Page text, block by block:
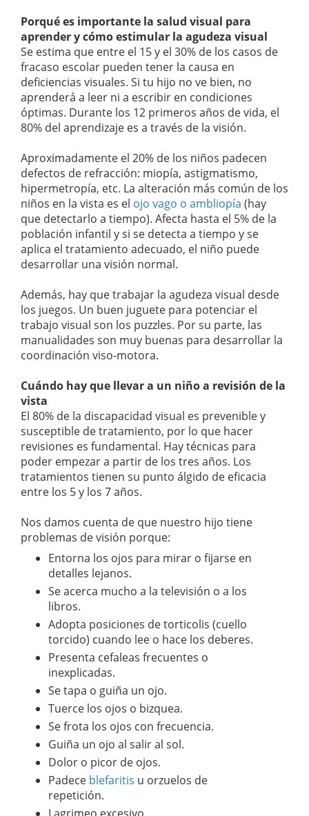
Porqué es importante la salud visual para
aprender y cómo estimular la agudeza visual
Se estima que entre el 15 y el 30% de los casos de
fracaso escolar pueden tener la causa en
deficiencias visuales. Si tu hijo no ve bien, no
aprenderá a leer ni a escribir en condiciones
óptimas. Durante los 12 primeros años de vida, el
80% del aprendizaje es a través de la visión.
Aproximadamente el 20% de los niños padecen
defectos de refracción: miopía, astigmatismo,
hipermetropía, etc. La alteración más común de los
niños en la vista es el ojo vago o ambliopía (hay
que detectarlo a tiempo). Afecta hasta el 5% de la
población infantil y si se detecta a tiempo y se
aplica el tratamiento adecuado, el niño puede
desarrollar una visión normal.
Además, hay que trabajar la agudeza visual desde
los juegos. Un buen juguete para potenciar el
trabajo visual son los puzzles. Por su parte, las
manualidades son muy buenas para desarrollar la
coordinación viso-motora.
Cuándo hay que llevar a un niño a revisión de la
vista
El 80% de la discapacidad visual es prevenible y
susceptible de tratamiento, por lo que hacer
revisiones es fundamental. Hay técnicas para
poder empezar a partir de los tres años. Los
tratamientos tienen su punto álgido de eficacia
entre los 5 y los 7 años.
Nos damos cuenta de que nuestro hijo tiene
problemas de visión porque:
Entorna los ojos para mirar o fijarse en
detalles lejanos.
Se acerca mucho a la televisión o a los
libros.
Adopta posiciones de torticolis (cuello
torcido) cuando lee o hace los deberes.
Presenta cefaleas frecuentes o
inexplicadas.
Se tapa o guiña un ojo.
Tuerce los ojos o bizquea.
Se frota los ojos con frecuencia.
Guiña un ojo al salir al sol.
Dolor o picor de ojos.
Padece blefaritis u orzuelos de
repetición.